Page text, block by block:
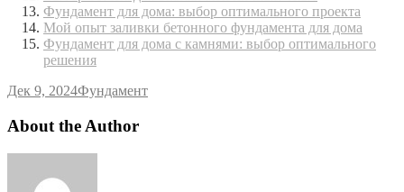
Фундамент для дома: выбор оптимального проекта
Мой опыт заливки бетонного фундамента для дома
Фундамент для дома с камнями: выбор оптимального
решения
Дек 9, 2024Фундамент
About the Author